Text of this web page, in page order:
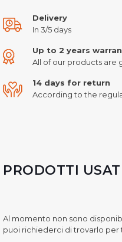
Delivery
In 3/5 days
Up to 2 years
All of our products are
14 days for return
According to the
PRODOTTI
Al momento non sono
puoi richiederci di trovarlo per